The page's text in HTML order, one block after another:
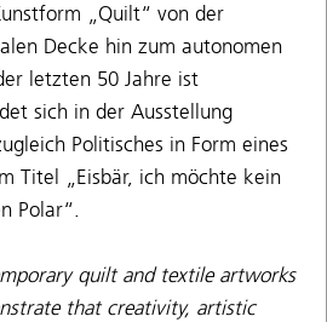
„Quilt“ von der
Decke hin zum autonomen
letzten 50 Jahre ist
sich in der Ausstellung
Politisches in Form eines
Titel „Eisbär, ich möchte kein
Polar“.
quilt and textile artworks
that creativity, artistic